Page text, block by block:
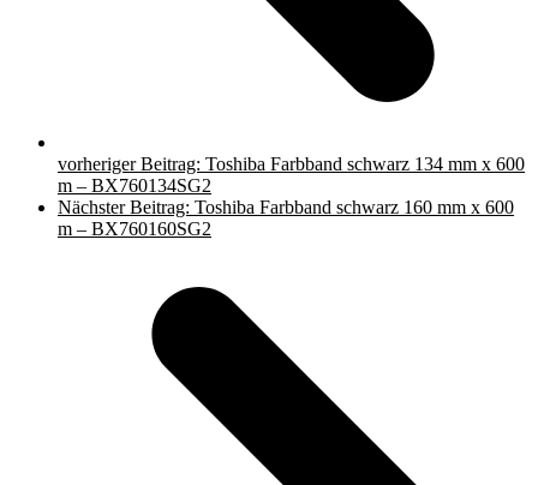
vorheriger Beitrag: Toshiba Farbband schwarz 134 mm x 600
m – BX760134SG2
Nächster Beitrag: Toshiba Farbband schwarz 160 mm x 600
m – BX760160SG2